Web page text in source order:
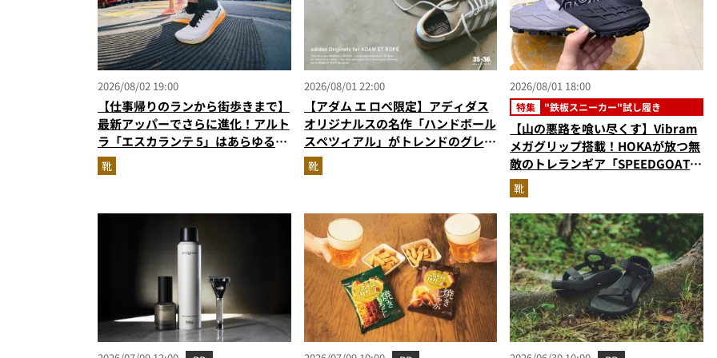
2026/08/02 19:00
【仕事帰りのランから街歩きまで】
最新アッパーでさらに進化！アルト
ラ「エスカランテ 5」はあらゆるシ
ーンに寄り添う大人の相棒だ
靴
2026/08/01 22:00
【アダム エ ロペ限定】アディダス
オリジナルスの名作「ハンドボール
スペツィアル」がトレンドのグレー
に！
靴
2026/08/01 18:00
特集 "鉄板スニーカー"試し履き
【山の悪路を喰い尽くす】Vibram
メガグリップ搭載！HOKAが放つ無
敵のトレランギア「SPEEDGOAT
7」をエディターが試し履き
靴